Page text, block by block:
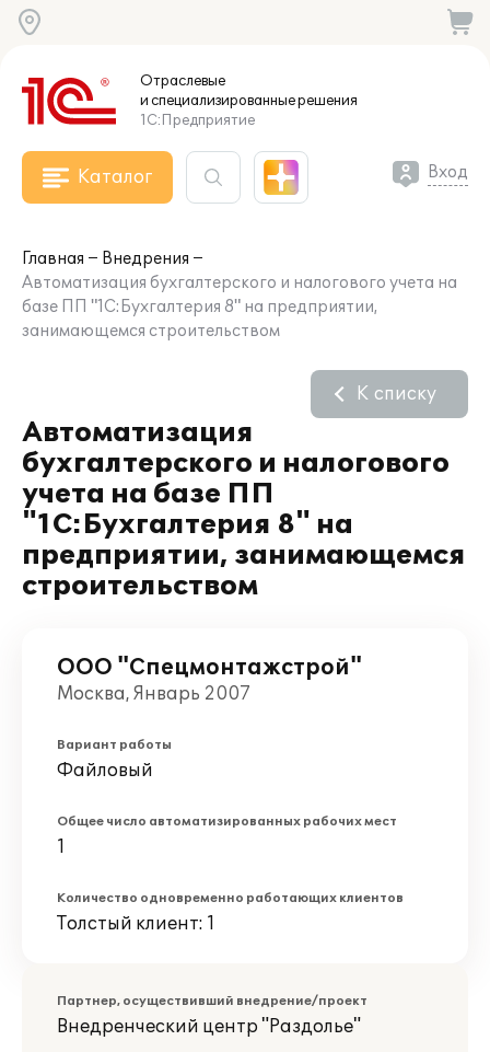
Отраслевые
и специализированныерешения
1С:Предприятие
Каталог Вход
Главная
Внедрения
Автоматизация бухгалтерского и налогового учета на
базе ПП "1С:Бухгалтерия 8" на предприятии,
занимающемся строительством
Автоматизация
бухгалтерского и налогового
учета на базе ПП
"1С:Бухгалтерия 8" на
предприятии, занимающемся
строительством
К списку
ООО "Спецмонтажстрой"
Москва, Январь 2007
Вариант работы
Файловый
Общее число автоматизированных рабочих мест
1
Количество одновременно работающих клиентов
Толстый клиент: 1
Партнер, осуществивший внедрение/проект
Внедренческий центр "Раздолье"